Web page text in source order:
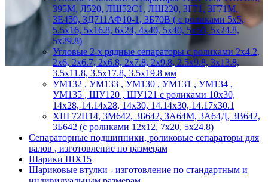
395М, Л520, ЛШ52С1, ЛШ220, 3Г71, 3Г71М,
3Е450, 3Д711АФ10-1, 3Б70В ( с роликами 5х5,
5.5х16, 5х16.8, 6х24, 4х40, 5х40, 5х50, 5х24.8,
5х29.8)
Угловые 2-х рядные сепараторы с роликами 2х4.2,
2х6, 2х6.7, 2х6.8, 2х7.8, 2х9.8, 2.5х9.8, 3х13.8,
3.5х11.8, 3.5х17.8, 3.5х19.8 мм
УМ132 , УМ133 , УМ130 , УМ131 , УМ134 ,
УМ135 , ШУ120 , ШУ121 с роликами 10х30,
14х28, 14.14х28, 14х30, 14.14х30, 14.17х30.1
ХШ 72Н14, 3М642, 3Б642, 3А64М, 3А64Д, 3В642,
3Б642 (с роликами 12х12, 7х20, 5х24.8)
Сепараторные подшипники, роликовые сепараторы для
валов , изготовление по размерам
Шарики ШХ15
Шариковые втулки - изготовление по стандартным и